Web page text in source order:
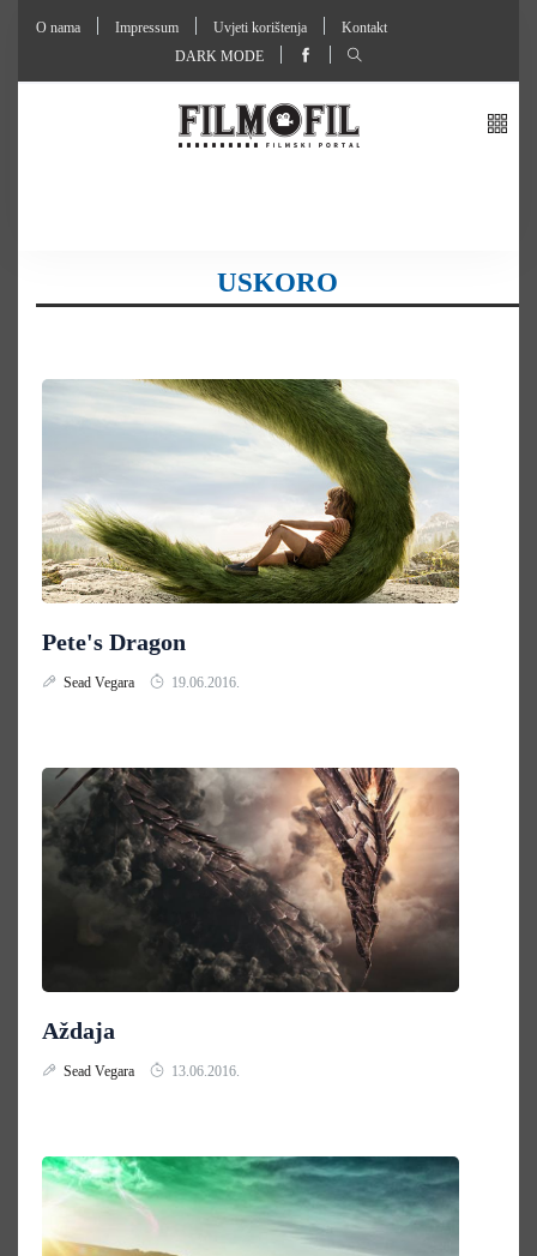
O nama Impressum Uvjeti korištenja
Kontakt
DARK MODE
USKORO
Pete's Dragon
Sead Vegara 19.06.2016.
Aždaja
Sead Vegara 13.06.2016.